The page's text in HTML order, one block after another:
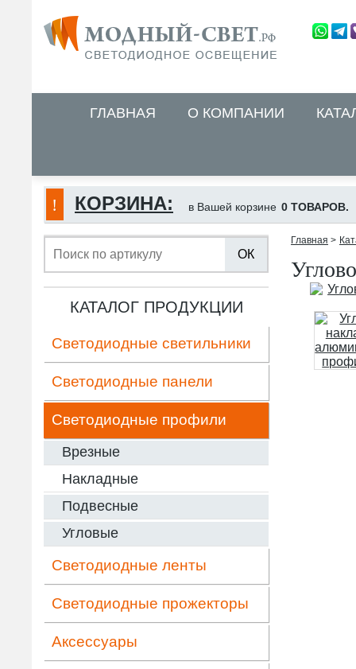
ГЛАВНАЯ О КОМПАНИИ
КОРЗИНА: в Вашей корзине 0 ТОВАРОВ.
ОК
КАТАЛОГ ПРОДУКЦИИ
Светодиодные светильники
Светодиодные панели
Светодиодные профили
Врезные
Накладные
Подвесные
Угловые
Светодиодные ленты
Светодиодные прожекторы
Аксессуары
Главная >